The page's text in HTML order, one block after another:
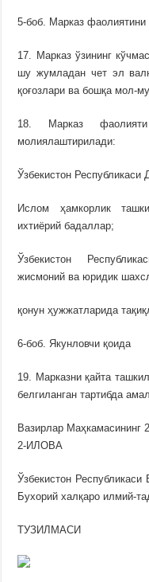
5-боб. Марказ
17. Марказ ўзининг
шу жумладан чет эл
қоғозлари ва бошқа мол-
18. Марказ
молиялаштирилади:
Ўзбекистон
Ислом ҳамкорлик
ихтиёрий бадаллар;
Ўзбекистон
жисмоний ва юридик
қонун ҳужжатларида
6-боб. Якунловчи қоида
19. Марказни қайта
белгиланган тартибда
Вазирлар Маҳкамасининг
2-ИЛОВА
Ўзбекистон
Бухорий халқаро илмий-
ТУЗИЛМАСИ